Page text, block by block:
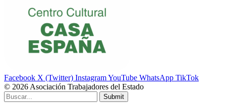
Facebook X (Twitter) InstagramYouTube WhatsApp TikTok
© 2026 Asociación Trabajadores del Estado
Submit